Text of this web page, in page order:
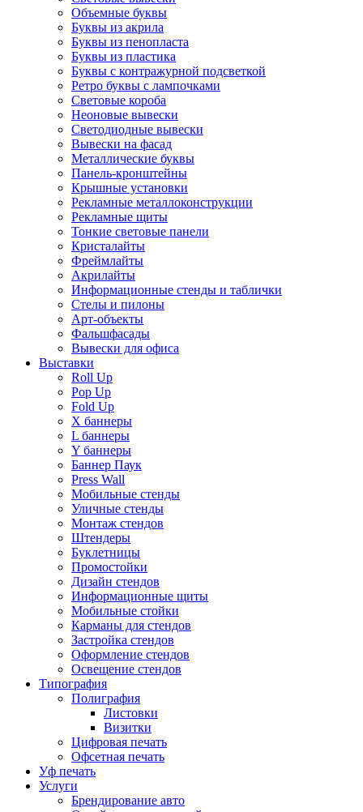
Объемные буквы
Буквы из акрила
Буквы из пенопласта
Буквы из пластика
Буквы с контражурной подсветкой
Ретро буквы с лампочками
Световые короба
Неоновые вывески
Светодиодные вывески
Вывески на фасад
Металлические буквы
Панель-кронштейны
Крышные установки
Рекламные металлоконструкции
Рекламные щиты
Тонкие световые панели
Кристалайты
Фреймлайты
Акрилайты
Информационные стенды и таблички
Стелы и пилоны
Арт-объекты
Фальшфасады
Вывески для офиса
Выставки
Roll Up
Pop Up
Fold Up
Х баннеры
L баннеры
Y баннеры
Баннер Паук
Press Wall
Мобильные стенды
Уличные стенды
Монтаж стендов
Штендеры
Буклетницы
Промостойки
Дизайн стендов
Информационные щиты
Мобильные стойки
Карманы для стендов
Застройка стендов
Оформление стендов
Освещение стендов
Типография
Полиграфия
Листовки
Визитки
Цифровая печать
Офсетная печать
Уф печать
Услуги
Брендирование авто